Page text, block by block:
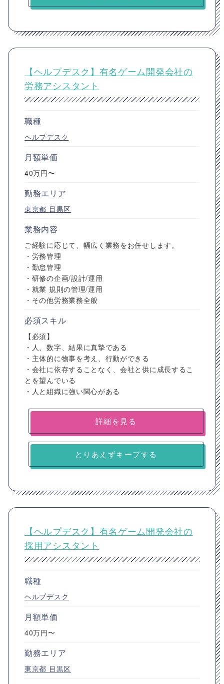
【ヘルプデスク】有名ゲーム開発会社の
労務アシスタント
職種
ヘルプデスク
月額単価
40万円〜
勤務エリア
東京都 目黒区
業務内容
ご経験に応じて、幅広く業務をお任せします。
・労務管理
・勤怠管理
・研修の企画/設計/運用
・就業 規則の管理/運用
・その他労務業務全般
必須スキル
【必須】
・人、数字、結果に真摯である
・主体的に物事を考え、行動ができる
・会社に依存することなく、会社と供に成長するこ
とを望んでいる
・人と組織に強い関心がある
詳細を見る
とりあえずキープする
【ヘルプデスク】有名ゲーム開発会社の
採用アシスタント
職種
ヘルプデスク
月額単価
40万円〜
勤務エリア
東京都 目黒区